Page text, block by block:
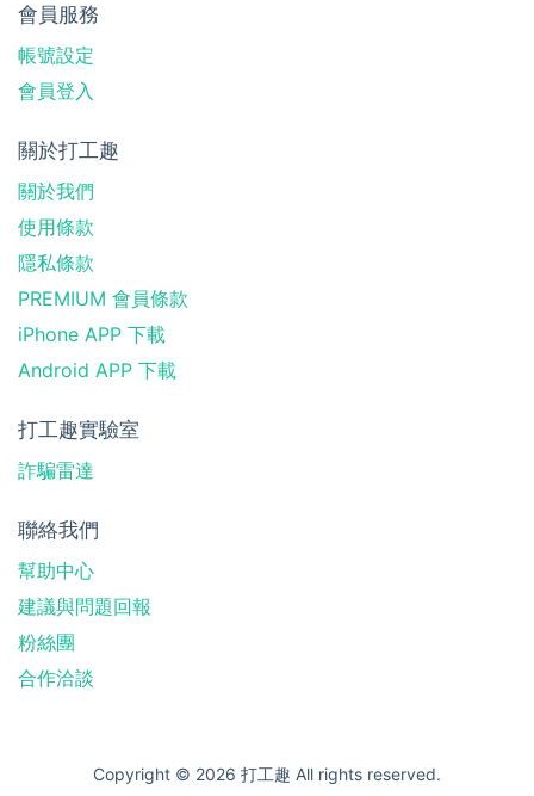
會員服務
帳號設定
會員登入
關於打工趣
關於我們
使用條款
隱私條款
PREMIUM 會員條款
iPhone APP 下載
Android APP 下載
打工趣實驗室
詐騙雷達
聯絡我們
幫助中心
建議與問題回報
粉絲團
合作洽談
Copyright © 2026 打工趣 All rights reserved.